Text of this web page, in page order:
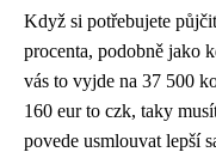
Když si potřebujete
procenta, podobně jako
vás to vyjde na 37 500
160 eur to czk, taky
povede usmlouvat lepší